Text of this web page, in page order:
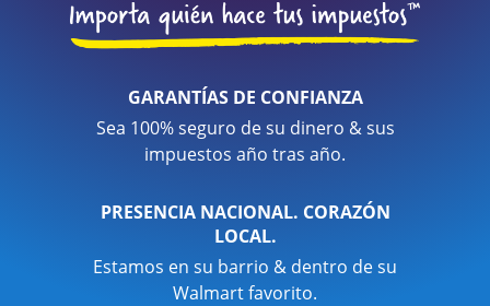
GARANTÍAS DE CONFIANZA
Sea 100% seguro de su dinero & sus
impuestos año tras año.
PRESENCIA NACIONAL. CORAZÓN
LOCAL.
Estamos en su barrio & dentro de su
Walmart favorito.